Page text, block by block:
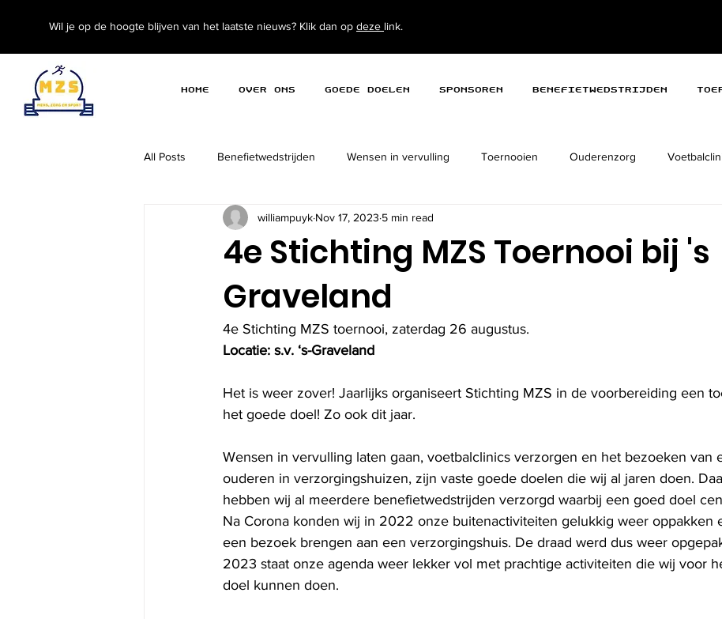
Wil je op de hoogte blijven van het laatste nieuws? Klik dan op deze link.
Home Over ons Goede doelen Sponsoren Benefietwedstrijden
All Posts Benefietwedstrijden Wensen in vervulling Toernooien Ouderenzorg
4e Stichting MZS Toernooi bij 's
Graveland
williampuyk Nov 17, 2023 5 min read
4e Stichting MZS toernooi, zaterdag 26 augustus.
Locatie: s.v. ‘s-Graveland
Het is weer zover! Jaarlijks organiseert Stichting MZS in de voorbereiding een
het goede doel! Zo ook dit jaar.
Wensen in vervulling laten gaan, voetbalclinics verzorgen en het bezoeken van
ouderen in verzorgingshuizen, zijn vaste goede doelen die wij al jaren doen.
hebben wij al meerdere benefietwedstrijden verzorgd waarbij een goed doel
Na Corona konden wij in 2022 onze buitenactiviteiten gelukkig weer oppakken
een bezoek brengen aan een verzorgingshuis. De draad werd dus weer
2023 staat onze agenda weer lekker vol met prachtige activiteiten die wij voor
doel kunnen doen.